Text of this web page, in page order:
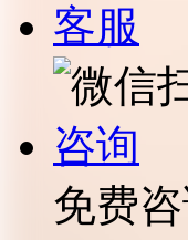
客服
咨询
免费